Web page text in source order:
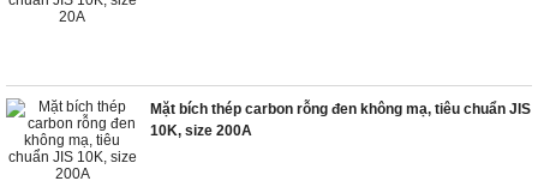
Mặt bích thép carbon rỗng đen không mạ, tiêu chuẩn JIS
10K, size 200A